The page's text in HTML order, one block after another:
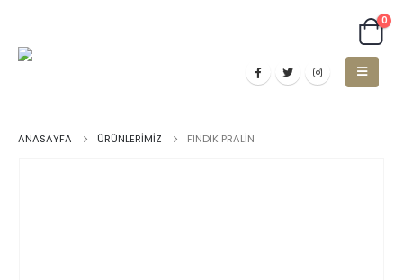
0
ANASAYFA ÜRÜNLERIMIZ FINDIK PRALIN